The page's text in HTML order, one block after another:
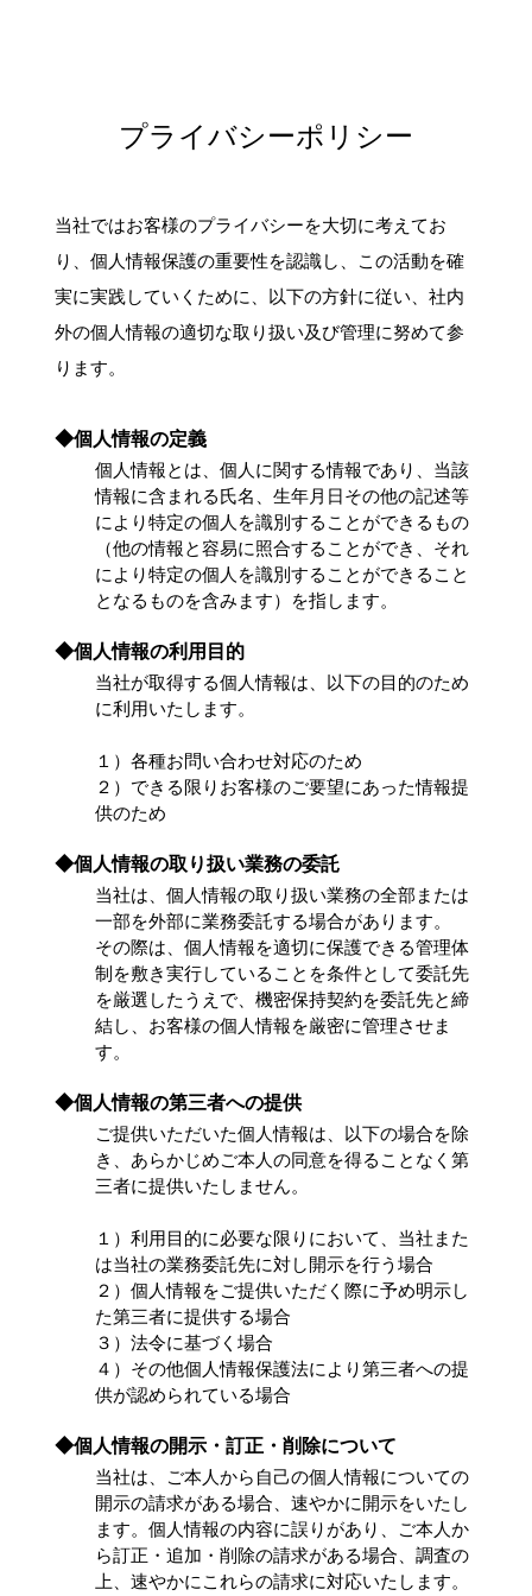
プライバシーポリシー
当社ではお客様のプライバシーを大切に考えてお
り、個人情報保護の重要性を認識し、この活動を確
実に実践していくために、以下の方針に従い、社内
外の個人情報の適切な取り扱い及び管理に努めて参
ります。
◆個人情報の定義
個人情報とは、個人に関する情報であり、当該
情報に含まれる氏名、生年月日その他の記述等
により特定の個人を識別することができるもの
（他の情報と容易に照合することができ、それ
により特定の個人を識別することができること
となるものを含みます）を指します。
◆個人情報の利用目的
当社が取得する個人情報は、以下の目的のため
に利用いたします。
１）各種お問い合わせ対応のため
２）できる限りお客様のご要望にあった情報提
供のため
◆個人情報の取り扱い業務の委託
当社は、個人情報の取り扱い業務の全部または
一部を外部に業務委託する場合があります。
その際は、個人情報を適切に保護できる管理体
制を敷き実行していることを条件として委託先
を厳選したうえで、機密保持契約を委託先と締
結し、お客様の個人情報を厳密に管理させま
す。
◆個人情報の第三者への提供
ご提供いただいた個人情報は、以下の場合を除
き、あらかじめご本人の同意を得ることなく第
三者に提供いたしません。
１）利用目的に必要な限りにおいて、当社また
は当社の業務委託先に対し開示を行う場合
２）個人情報をご提供いただく際に予め明示し
た第三者に提供する場合
３）法令に基づく場合
４）その他個人情報保護法により第三者への提
供が認められている場合
◆個人情報の開示・訂正・削除について
当社は、ご本人から自己の個人情報についての
開示の請求がある場合、速やかに開示をいたし
ます。個人情報の内容に誤りがあり、ご本人か
ら訂正・追加・削除の請求がある場合、調査の
上、速やかにこれらの請求に対応いたします。